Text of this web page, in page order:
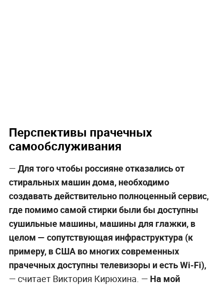
Перспективы прачечных
самообслуживания
— Для того чтобы россияне отказались от
стиральных машин дома, необходимо
создавать действительно полноценный сервис,
где помимо самой стирки были бы доступны
сушильные машины, машины для глажки, в
целом — сопутствующая инфраструктура (к
примеру, в США во многих современных
прачечных доступны телевизоры и есть Wi-Fi),
— считает Виктория Кирюхина. — На мой